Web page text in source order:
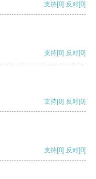
支持[0] 反对[0]
支持[0] 反对[0]
支持[0] 反对[0]
支持[0] 反对[0]